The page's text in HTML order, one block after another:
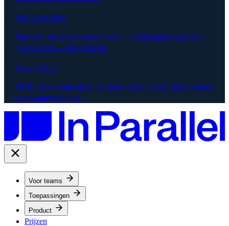
Snel onboarden
Maanden aan organisatiecontext — beslissingen, eigenaren,
geschiedenis — in seconden.
Stem je AI af
MCP-native contextlaag. AI-tools putten uit een altijd-actueel
organisatiegeheugen.
Voor teams
Toepassingen
Product
Prijzen